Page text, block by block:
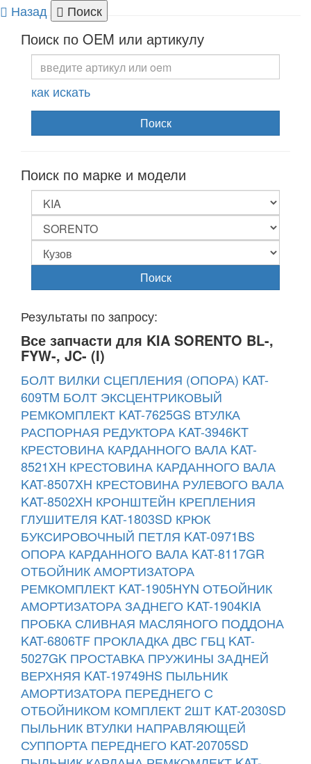
Назад Поиск
Поиск по OEM или артикулу
как искать
Поиск
Поиск по марке и модели
Поиск
Результаты по запросу:
Все запчасти для KIA SORENTO BL-,
FYW-, JC- (I)
БОЛТ ВИЛКИ СЦЕПЛЕНИЯ (ОПОРА) KAT-
609TM БОЛТ ЭКСЦЕНТРИКОВЫЙ
РЕМКОМПЛЕКТ KAT-7625GS ВТУЛКА
РАСПОРНАЯ РЕДУКТОРА KAT-3946KT
КРЕСТОВИНА КАРДАННОГО ВАЛА KAT-
8521XH КРЕСТОВИНА КАРДАННОГО ВАЛА
KAT-8507XH КРЕСТОВИНА РУЛЕВОГО ВАЛА
KAT-8502XH КРОНШТЕЙН КРЕПЛЕНИЯ
ГЛУШИТЕЛЯ KAT-1803SD КРЮК
БУКСИРОВОЧНЫЙ ПЕТЛЯ KAT-0971BS
ОПОРА КАРДАННОГО ВАЛА KAT-8117GR
ОТБОЙНИК АМОРТИЗАТОРА
РЕМКОМПЛЕКТ KAT-1905HYN ОТБОЙНИК
АМОРТИЗАТОРА ЗАДНЕГО KAT-1904KIA
ПРОБКА СЛИВНАЯ МАСЛЯНОГО ПОДДОНА
KAT-6806TF ПРОКЛАДКА ДВС ГБЦ KAT-
5027GK ПРОСТАВКА ПРУЖИНЫ ЗАДНЕЙ
ВЕРХНЯЯ KAT-19749HS ПЫЛЬНИК
АМОРТИЗАТОРА ПЕРЕДНЕГО С
ОТБОЙНИКОМ КОМПЛЕКТ 2ШТ KAT-2030SD
ПЫЛЬНИК ВТУЛКИ НАПРАВЛЯЮЩЕЙ
СУППОРТА ПЕРЕДНЕГО KAT-20705SD